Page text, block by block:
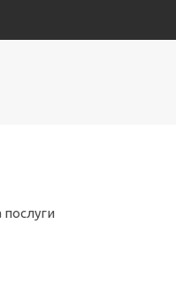
послуги